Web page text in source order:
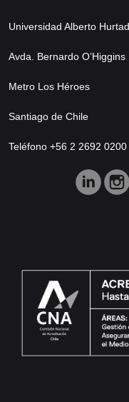
Universidad Alberto
Avda. Bernardo O’Higgins
Metro Los Héroes
Santiago de Chile
Teléfono +56 2 2692 0200